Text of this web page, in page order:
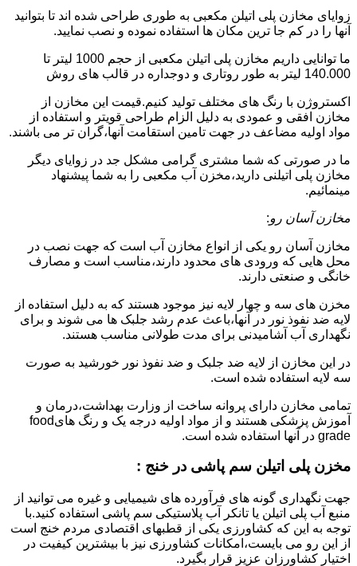
زوایای مخازن پلی اتیلن مکعبی به طوری طراحی شده اند تا بتوانید
آنها را در کم جا ترین مکان ها استفاده نموده و نصب نمایید.
ما توانایی داریم مخازن پلی اتیلن مکعبی از حجم 1000 لیتر تا
140.000 لیتر به طور روتاری و دوجداره در قالب های روش
اکستروژن با رنگ های مختلف تولید کنیم.قیمت این مخازن از
مخازن افقی و عمودی به دلیل الزام طراحی قویتر و استفاده از
مواد اولیه مضاعف در جهت تامین استقامت آنها،گران تر می باشند.
ما در صورتی که شما مشتری گرامی مشکل جد در زوایای دیگر
مخازن پلی اتیلنی دارید،مخزن آب مکعبی را به شما پیشنهاد
مینمائیم.
مخازن آسان رو:
مخازن آسان رو یکی از انواع مخازن آب است که جهت نصب در
محل هایی که ورودی های محدود دارند،مناسب است و مصارف
خانگی و صنعتی دارند.
مخزن های سه و چهار لایه نیز موجود هستند که به دلیل استفاده از
لایه ضد نفوذ نور در آنها،باعث عدم رشد جلبک ها می شوند و برای
نگهداری آب آشامیدنی برای مدت طولانی مناسب هستند.
در این مخازن از لایه ضد جلبک و ضد نفوذ نور خورشید به صورت
سه لایه استفاده شده است.
تمامی مخازن دارای پروانه ساخت از وزارت بهداشت،درمان و
آموزش پزشکی هستند و از مواد اولیه درجه یک و رنگ هایfood
grade در آنها استفاده شده است.
مخزن پلی اتیلن سم پاشی در خنج :
جهت نگهداری گونه های فرآورده های شیمیایی و غیره می توانید از
منبع آب پلی اتیلن یا تانکر آب پلاستیکی سم پاشی استفاده کنید.با
توجه به این که کشاورزی یکی از قطبهای اقتصادی مردم خنج است
از این رو می بایست،امکانات کشاورزی نیز با بیشترین کیفیت در
اختیار کشاورزان عزیز قرار بگیرد.